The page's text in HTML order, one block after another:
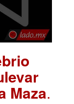
Maza.